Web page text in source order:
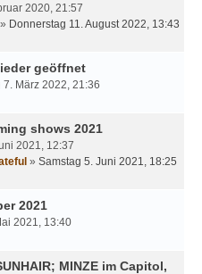
2020, 21:57
» Donnerstag 11. August 2022, 13:43
geöffnet
7. März 2022, 21:36
shows 2021
2021, 12:37
» Samstag 5. Juni 2021, 18:25
2021
2021, 13:40
MINZE im Capitol,